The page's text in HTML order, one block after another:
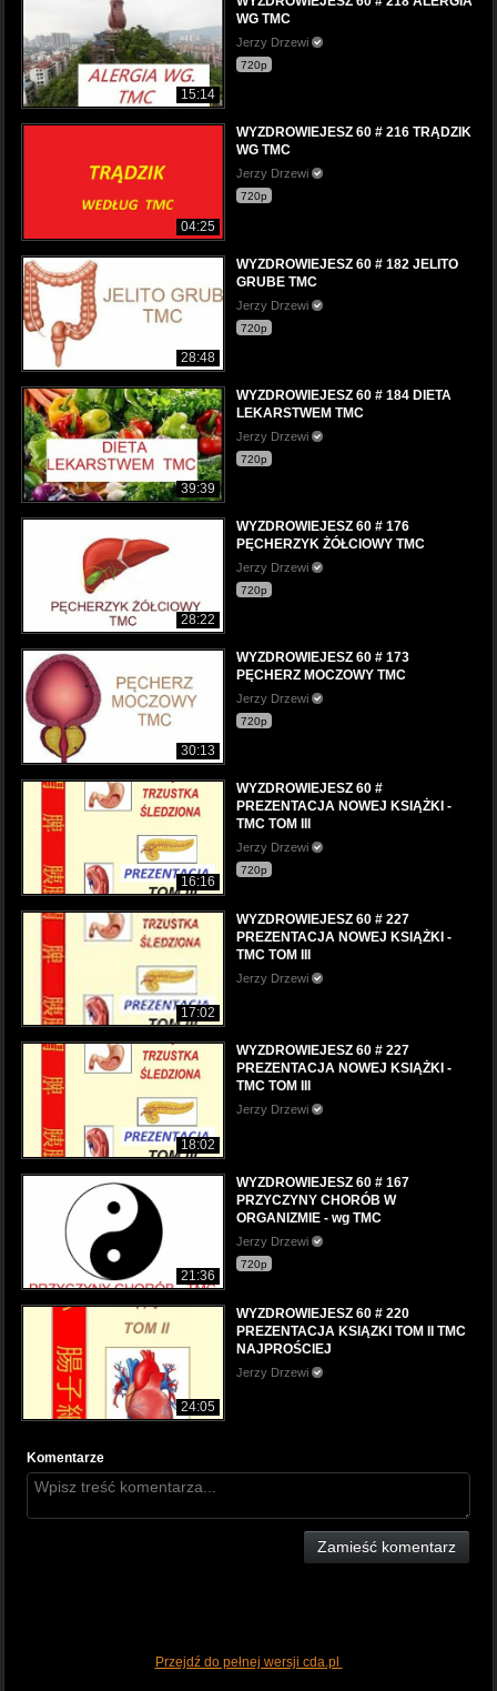
15:14
WG TMC
Jerzy Drzewi
720p
04:25
WYZDROWIEJESZ 60 # 216 TRĄDZIK
WG TMC
Jerzy Drzewi
720p
28:48
WYZDROWIEJESZ 60 # 182 JELITO
GRUBE TMC
Jerzy Drzewi
720p
39:39
WYZDROWIEJESZ 60 # 184 DIETA
LEKARSTWEM TMC
Jerzy Drzewi
720p
28:22
WYZDROWIEJESZ 60 # 176
PĘCHERZYK ŻÓŁCIOWY TMC
Jerzy Drzewi
720p
30:13
WYZDROWIEJESZ 60 # 173
PĘCHERZ MOCZOWY TMC
Jerzy Drzewi
720p
16:16
WYZDROWIEJESZ 60 #
PREZENTACJA NOWEJ KSIĄŻKI -
TMC TOM III
Jerzy Drzewi
720p
17:02
WYZDROWIEJESZ 60 # 227
PREZENTACJA NOWEJ KSIĄŻKI -
TMC TOM III
Jerzy Drzewi
18:02
WYZDROWIEJESZ 60 # 227
PREZENTACJA NOWEJ KSIĄŻKI -
TMC TOM III
Jerzy Drzewi
21:36
WYZDROWIEJESZ 60 # 167
PRZYCZYNY CHORÓB W
ORGANIZMIE - wg TMC
Jerzy Drzewi
720p
24:05
WYZDROWIEJESZ 60 # 220
PREZENTACJA KSIĄZKI TOM II TMC
NAJPROŚCIEJ
Jerzy Drzewi
Komentarze
Zamieść komentarz
Przejdź do pełnej wersji cda.pl